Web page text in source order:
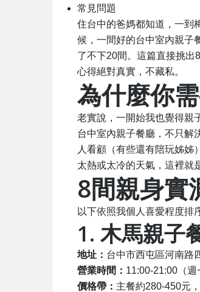
常見問題
住台中的爸媽都知道，一到
候，一間好的台中室內親子
了不下20間。這篇直接挑出
心得絕對真實，不藏私。
為什麼你
老實說，一開始我也覺得親
台中室內親子餐廳，不只解
人看顧（有些還有陪玩姊姊
太熱或太冷的天氣，這裡就
8間親身實
以下依照我個人喜愛程度排
1. 木馬親子
地址： 台中市西屯區河南路
營業時間： 11:00-21:00（週
價格帶： 主餐約280-450元